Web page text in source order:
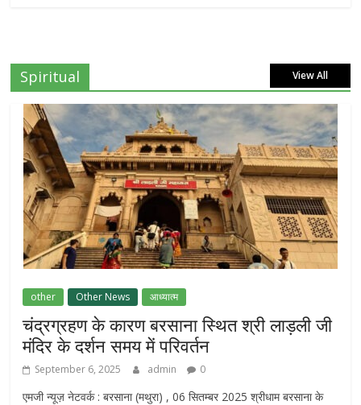
Spiritual View All
other Other News आध्यात्म
चंद्रग्रहण के कारण बरसाना स्थित श्री लाड़ली जी
मंदिर के दर्शन समय में परिवर्तन
September 6, 2025 admin 0
एमजी न्यूज़ नेटवर्क : बरसाना (मथुरा) , 06 सितम्बर 2025 श्रीधाम बरसाना के